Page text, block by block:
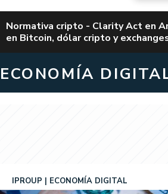
ALERTA
Normativa cripto - Clarity Act en
en Bitcoin, dólar cripto y
ECONOMÍA
IPROUP ECONOMÍA DIGITAL